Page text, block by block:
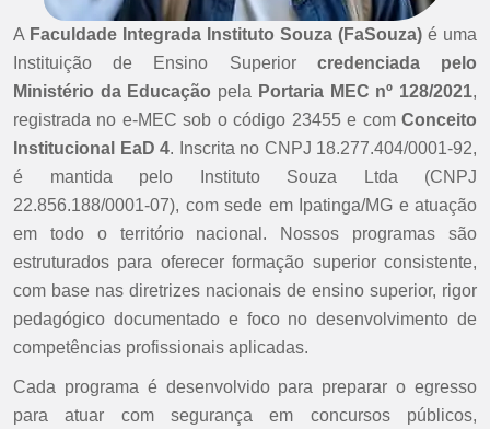
A Faculdade Integrada Instituto Souza (FaSouza) é uma
Instituição de Ensino Superior credenciada pelo
Ministério da Educação pela Portaria MEC nº 128/2021,
registrada no e-MEC sob o código 23455 e com Conceito
Institucional EaD 4. Inscrita no CNPJ 18.277.404/0001-92,
é mantida pelo Instituto Souza Ltda (CNPJ
22.856.188/0001-07), com sede em Ipatinga/MG e atuação
em todo o território nacional. Nossos programas são
estruturados para oferecer formação superior consistente,
com base nas diretrizes nacionais de ensino superior, rigor
pedagógico documentado e foco no desenvolvimento de
competências profissionais aplicadas.
Cada programa é desenvolvido para preparar o egresso
para atuar com segurança em concursos públicos,